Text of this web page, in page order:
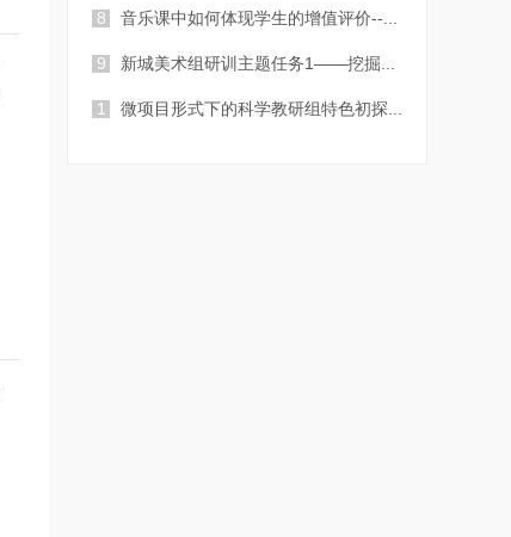
8 音乐课中如何体现学生的增值评价--...
9 新城美术组研训主题任务1——挖掘...
1
微项目形式下的科学教研组特色初探...